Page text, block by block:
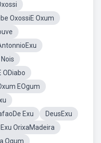
OxossiE Oxum
ODiabo
EOgum
Exu
DeusExu
Exu OrixaMadeira
Ogum